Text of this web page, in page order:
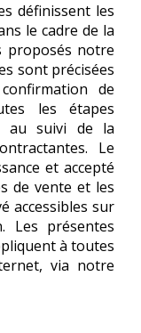
définissent les
le cadre de la
proposés notre
sont précisées
de
les étapes
au suivi de la
Le
et accepté
de vente et les
accessibles sur
Les présentes
à toutes
via notre